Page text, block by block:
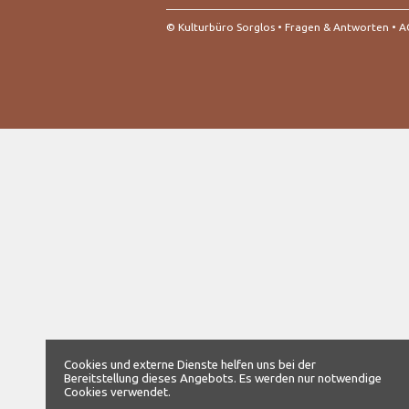
© Kulturbüro Sorglos • Fragen & Antworten •
Cookies und externe Dienste helfen uns bei der
Bereitstellung dieses Angebots. Es werden nur notwendige
Cookies verwendet.